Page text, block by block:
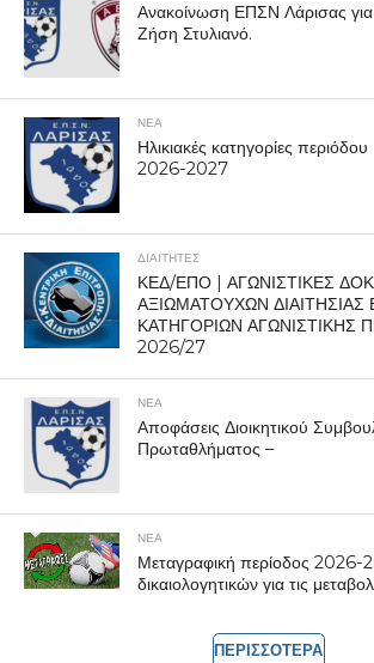
Ανακοίνωση ΕΠΣΝ Λάρισας
Ζήση Στυλιανό.
ΝΕΑ
Ηλικιακές κατηγορίες περιόδου
2026-2027
ΔΙΑΙΤΗΤΕΣ
ΚΕΔ/ΕΠΟ | ΑΓΩΝΙΣΤΙΚΕΣ
ΑΞΙΩΜΑΤΟΥΧΩΝ ΔΙΑΙΤΗΣΙΑΣ
ΚΑΤΗΓΟΡΙΩΝ ΑΓΩΝΙΣΤΙΚΗΣ
2026/27
ΝΕΑ
Αποφάσεις Διοικητικού
Πρωταθλήματος –
ΝΕΑ
Μεταγραφική περίοδος 2026-
δικαιολογητικών για τις
ΠΕΡΙΣΣΟΤΕΡΑ